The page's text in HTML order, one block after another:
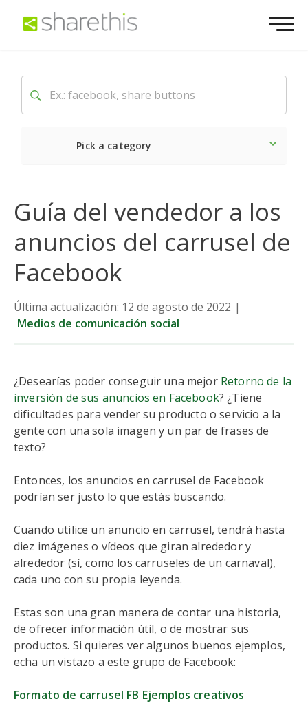
Pick a category
Guía del vendedor a los
anuncios del carrusel de
Facebook
Última actualización: 12 de agosto de 2022 |
Medios de comunicación social
¿Desearías poder conseguir una mejor Retorno de la
inversión de sus anuncios en Facebook? ¿Tiene
dificultades para vender su producto o servicio a la
gente con una sola imagen y un par de frases de
texto?
Entonces, los anuncios en carrusel de Facebook
podrían ser justo lo que estás buscando.
Cuando utilice un anuncio en carrusel, tendrá hasta
diez imágenes o vídeos que giran alrededor y
alrededor (sí, como los carruseles de un carnaval),
cada uno con su propia leyenda.
Estas son una gran manera de contar una historia,
de ofrecer información útil, o de mostrar sus
productos. Si quieres ver algunos buenos ejemplos,
echa un vistazo a este grupo de Facebook:
Formato de carrusel FB Ejemplos creativos